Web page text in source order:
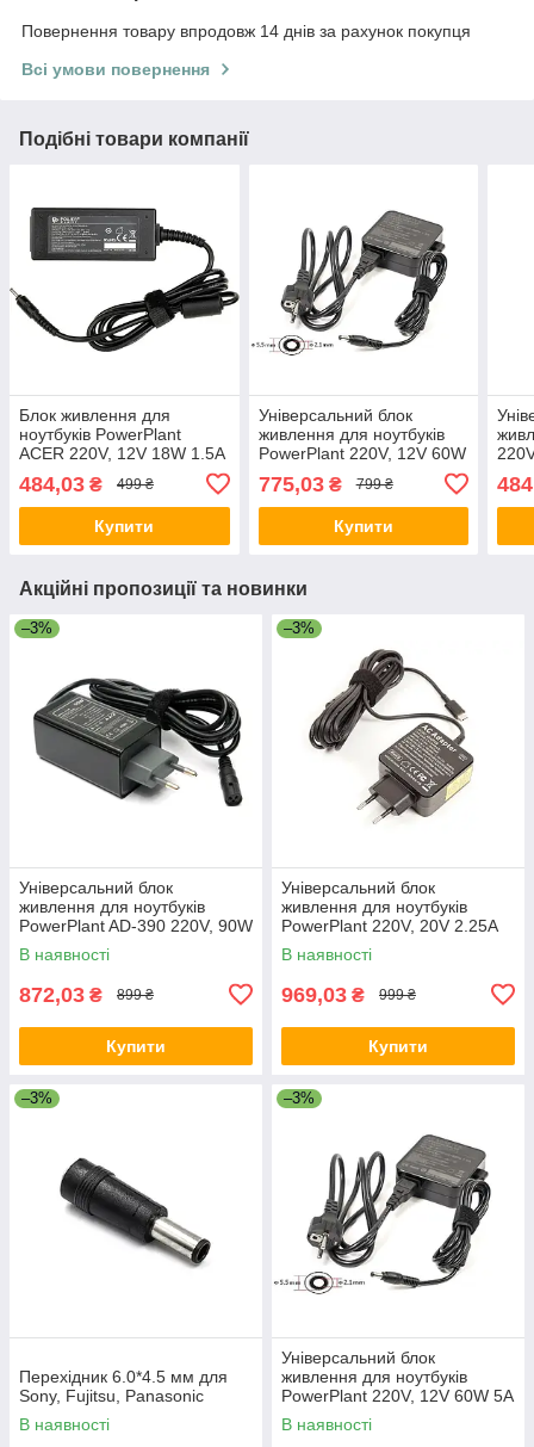
Повернення товару впродовж 14 днів за рахунок покупця
Всі умови повернення
Подібні товари компанії
Блок живлення для
ноутбуків PowerPlant
ACER 220V, 12V 18W 1.5A
484,03 ₴ 499 ₴
Купити
Універсальний блок
живлення для ноутбуків
PowerPlant 220V, 12V 60W
775,03₴ 799 ₴
Купити
Акційні пропозиції та новинки
–3%
Універсальний блок
живлення для ноутбуків
PowerPlant AD-390 220V, 90W
В наявності
872,03 ₴ 899 ₴
Купити
–3%
Універсальний блок
живлення для ноутбуків
PowerPlant 220V, 20V 2.25A
45W Type-C
В наявності
969,03 ₴ 999 ₴
Купити
–3%
Перехідник 6.0*4.5 мм для
Sony, Fujitsu, Panasonic
В наявності
–3%
Універсальний блок
живлення для ноутбуків
PowerPlant 220V, 12V 60W 5A
(5.5*2.1) wall mount
В наявності